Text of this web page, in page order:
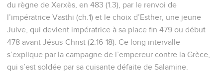
Seuls les Évangiles sont disponibles en vidéo pour le moment.
Esther devient reine
1 Après ces choses, lorsque la colère du roi Assuérus se fut
calmée, il pensa à Vasthi, à ce qu'elle avait fait, et à la